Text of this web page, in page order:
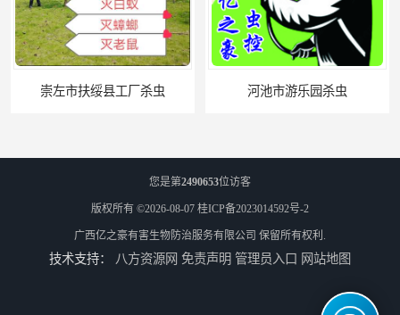
崇左市扶绥县工厂杀虫 河池市游乐园杀虫
您是第2490653位访客
版权所有 ©2026-08-07 桂ICP备2023014592号-2
广西亿之豪有害生物防治服务有限公司 保留所有权利.
技术支持： 八方资源网 免责声明 管理员入口 网站地图